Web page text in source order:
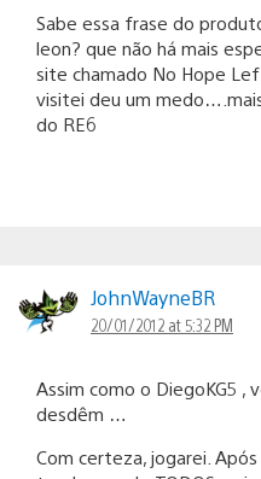
Sabe essa frase do
leon? que não há mais
site chamado No Hope
visitei deu um
do RE6
JohnWayneBR
20/01/2012 at 5:32 PM
Assim como o DiegoKG5
desdêm …
Com certeza, jogarei.